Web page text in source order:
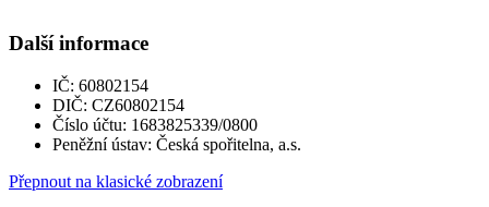
Další informace
IČ: 60802154
DIČ: CZ60802154
Číslo účtu: 1683825339/0800
Peněžní ústav: Česká spořitelna, a.s.
Přepnout na klasické zobrazení